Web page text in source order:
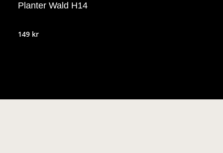
Planter Wald H14
149 kr